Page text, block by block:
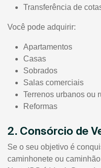
Transferência de
Você pode adquirir:
Apartamentos
Casas
Sobrados
Salas comerciais
Terrenos urbanos ou
Reformas
2. Consórcio de
Se o seu objetivo é
caminhonete ou